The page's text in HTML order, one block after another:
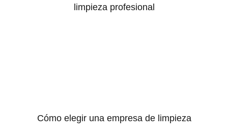
limpieza profesional
Cómo elegir una empresa de limpieza